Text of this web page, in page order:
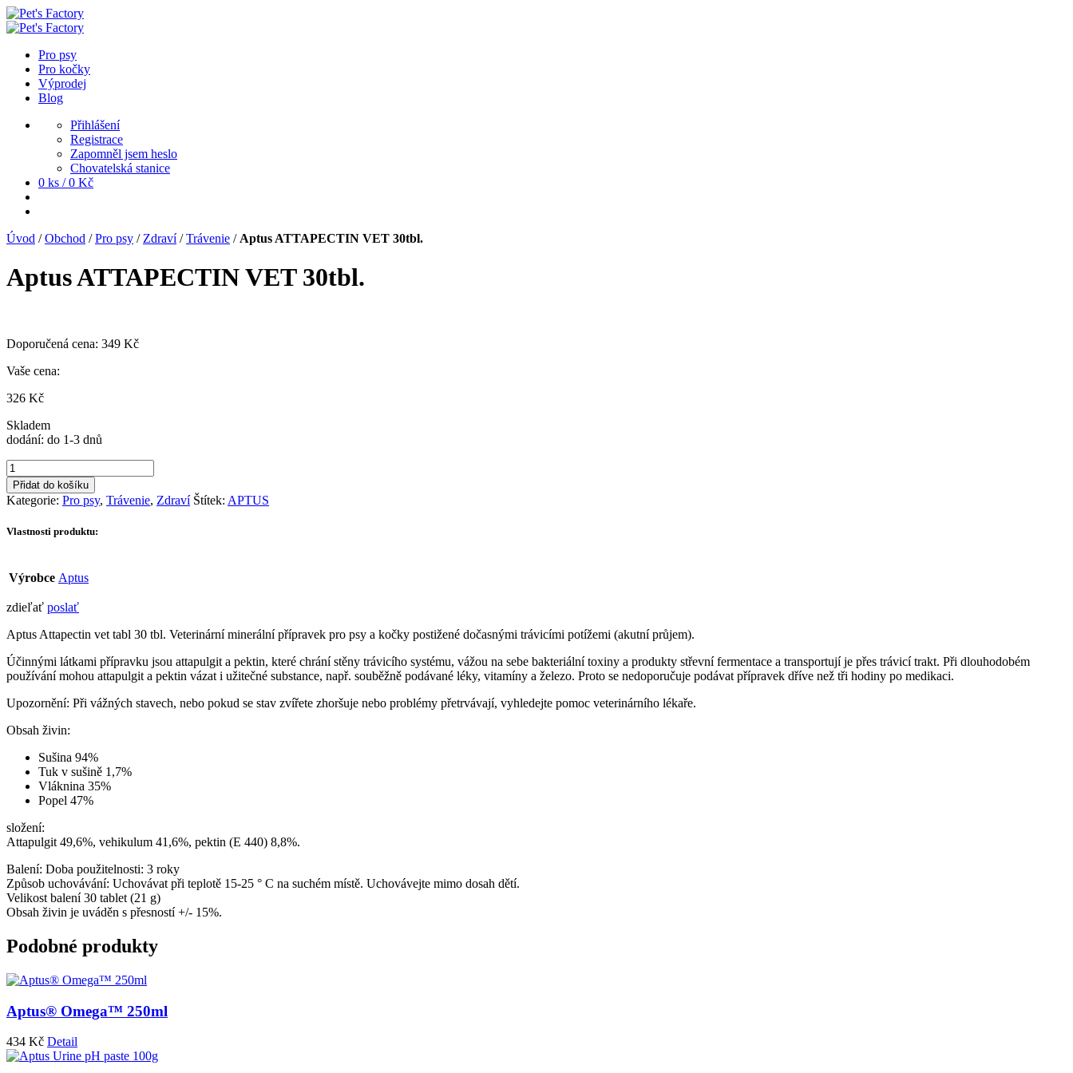
Pro psy
Pro kočky
Výprodej
Blog
Přihlášení
Registrace
Zapomněl jsem heslo
Chovatelská stanice
0 ks / 0 Kč
Úvod /Obchod /Pro psy / Zdraví/Trávenie / Aptus ATTAPECTIN VET 30tbl.
Aptus ATTAPECTIN VET 30tbl.
Doporučená cena: 349 Kč
Vaše cena:
326 Kč
Skladem
dodání: do 1-3 dnů
Aptus
ATTAPECTIN
VET
30tbl.
Přidat do košíku
Kategorie: Pro psy, Trávenie, Zdraví Štítek: APTUS
Vlastnosti produktu:
Výrobce Aptus
zdieľať poslať
Aptus Attapectin vet tabl 30 tbl. Veterinární minerální přípravek pro psy a kočky postižené dočasnými trávicími potížemi (akutní průjem).
Účinnými látkami přípravku jsou attapulgit a pektin, které chrání stěny trávicího systému, vážou na sebe bakteriální toxiny a produkty střevní fermentace a transportují je přes trávicí trakt. Při dlouhodobém
používání mohou attapulgit a pektin vázat i užitečné substance, např. souběžně podávané léky, vitamíny a železo. Proto se nedoporučuje podávat přípravek dříve než tři hodiny po medikaci.
Upozornění: Při vážných stavech, nebo pokud se stav zvířete zhoršuje nebo problémy přetrvávají, vyhledejte pomoc veterinárního lékaře.
Obsah živin:
Sušina 94%
Tuk v sušině 1,7%
Vláknina 35%
Popel 47%
složení:
Attapulgit 49,6%, vehikulum 41,6%, pektin (E 440) 8,8%.
Balení: Doba použitelnosti: 3 roky
Způsob uchovávání: Uchovávat při teplotě 15-25 ° C na suchém místě. Uchovávejte mimo dosah dětí.
Velikost balení 30 tablet (21 g)
Obsah živin je uváděn s přesností +/- 15%.
Podobné produkty
Aptus® Omega™ 250ml
434 Kč Detail